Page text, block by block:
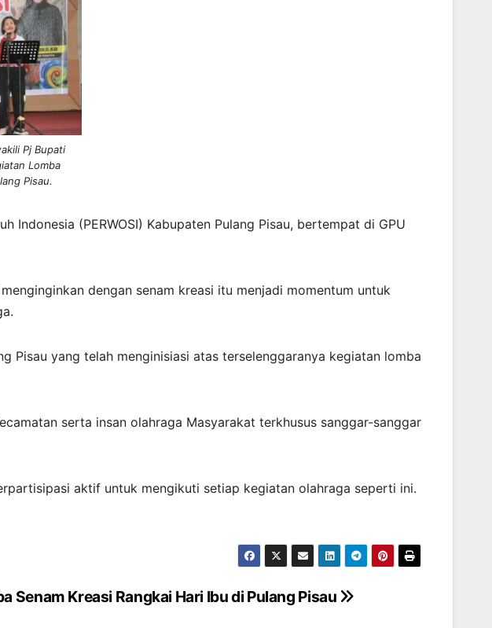
Pj Bupati
Lomba
Pisau.
Indonesia (PERWOSI) Kabupaten Pulang Pisau, bertempat di GPU
dengan senam kreasi itu menjadi momentum untuk
Pisau yang telah menginisiasi atas terselenggaranya kegiatan lomba
serta insan olahraga Masyarakat terkhusus sanggar-sanggar
aktif untuk mengikuti setiap kegiatan olahraga seperti ini.
Senam Kreasi Rangkai Hari Ibu di Pulang Pisau